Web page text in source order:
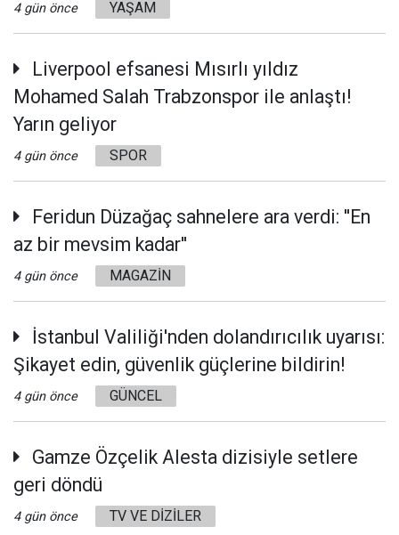
4 gün önce YAŞAM
Liverpool efsanesi Mısırlı yıldız
Mohamed Salah Trabzonspor ile anlaştı!
Yarın geliyor
4 gün önce SPOR
Feridun Düzağaç sahnelere ara verdi: ''En
az bir mevsim kadar''
4 gün önce MAGAZİN
İstanbul Valiliği'nden dolandırıcılık uyarısı:
Şikayet edin, güvenlik güçlerine bildirin!
4 gün önce GÜNCEL
Gamze Özçelik Alesta dizisiyle setlere
geri döndü
4 gün önce TV VE DİZİLER